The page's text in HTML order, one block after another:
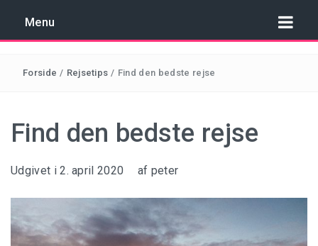
Menu
REJSER TIL COSTA BRAVA
REJSER TIL SPANIEN
Forside / Rejsetips / Find den bedste rejse
Find den bedste rejse
Udgivet i2. april 2020 af peter